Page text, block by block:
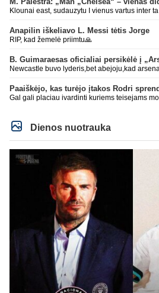
Klounai east, sudauzytu I vienus vartus inter
Anapilin iškeliavo L. Messi tėtis Jorge
RIP, kad žemelė priimtu🙏
B. Guimaraesas oficialiai persikėlė į
Newcastle buvo lyderis,bet abejoju,kad
Gal gali placiau ivardinti kuriems teisejams
Dienos nuotrauka